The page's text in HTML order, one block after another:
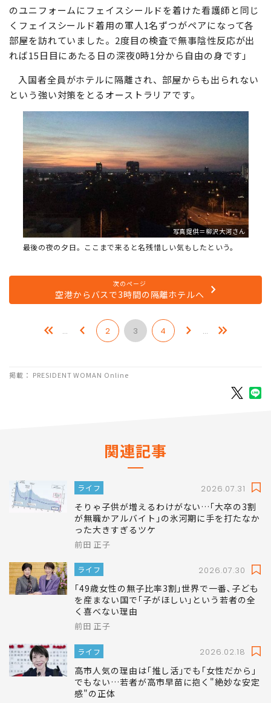
のユニフォームにフェイスシールドを着けた看護師と同じ
くフェイスシールド着用の軍人1名ずつがペアになって各
部屋を訪れていました。2度目の検査で無事陰性反応が出
れば15日目にあたる日の深夜0時1分から自由の身です」
入国者全員がホテルに隔離され、部屋からも出られない
という強い対策をとるオーストラリアです。
写真提供＝柳沢大河さん
最後の夜の夕日。ここまで来ると名残惜しい気もしたという。
次のページ
空港からバスで3時間の隔離ホテルへ
… 2 3 4 …
掲載： PRESIDENT WOMAN Online
関連記事
ライフ 2026.07.31
そりゃ子供が増えるわけがない…｢大卒の3割
が無職かアルバイト｣の氷河期に手を打たなか
った大きすぎるツケ
前田 正子
ライフ 2026.07.30
｢49歳女性の無子比率3割｣世界で一番､子ども
を産まない国で｢子がほしい｣という若者の全
く喜べない理由
前田 正子
ライフ 2026.02.18
高市人気の理由は｢推し活｣でも｢女性だから｣
でもない…若者が高市早苗に抱く"絶妙な安定
感"の正体